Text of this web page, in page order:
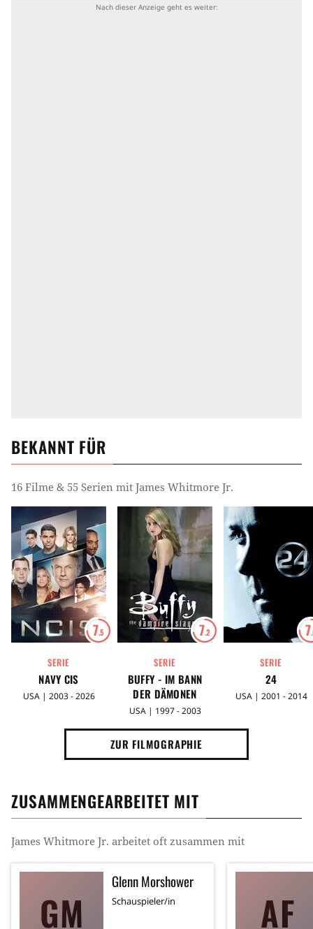
BEKANNT FÜR
16 Filme & 55 Serien mit James Whitmore Jr.
7.5
SERIE
NAVY CIS
USA | 2003 - 2026
7.2
SERIE
BUFFY - IM BANN
DER DÄMONEN
USA | 1997 - 2003
7
SERIE
24
USA | 2001 - 2014
ZUR FILMOGRAPHIE
ZUSAMMENGEARBEITET MIT
James Whitmore Jr. arbeitet oft zusammen mit
GM
Glenn Morshower
Schauspieler/in AF